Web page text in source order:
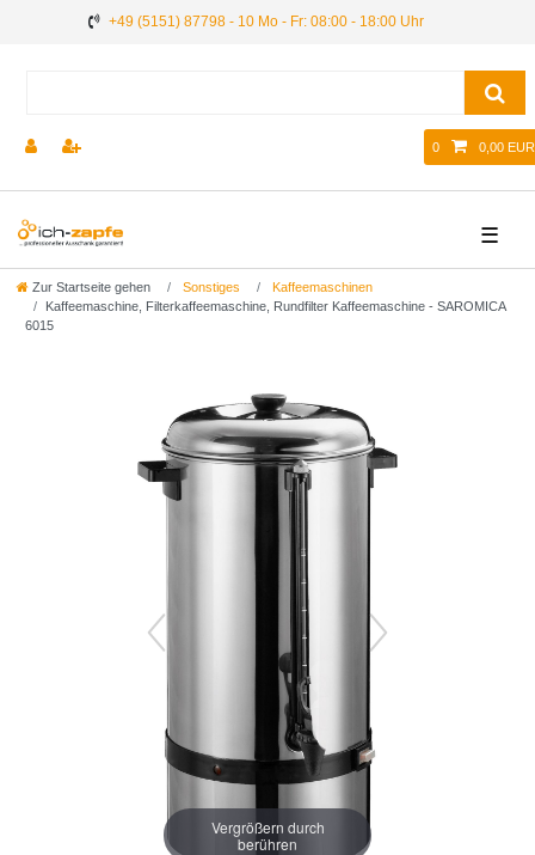
+49 (5151) 87798 - 10 Mo - Fr: 08:00 - 18:00 Uhr
0 0,00 EUR
☰
Zur Startseite gehen Sonstiges
Kaffeemaschinen
Kaffeemaschine, Filterkaffeemaschine, Rundfilter Kaffeemaschine - SAROMICA
6015
Vergrößern durch
berühren